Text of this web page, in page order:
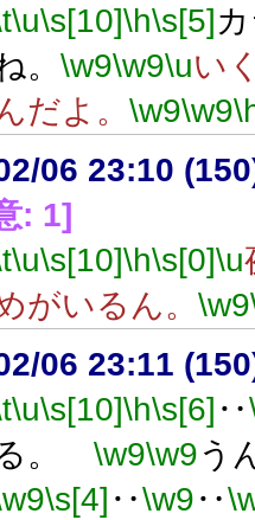
\u\s[10]\h\s[5]
。 \w9\w9\uい
だよ。 \w9\w9
06 23:10
: 1]
\u\s[10]\h\s[0]\u
がいるん。 \w9
06 23:11
\u\s[10]\h\s[6] ‥
。 \w9\w9う
\s[4] ‥\w9‥